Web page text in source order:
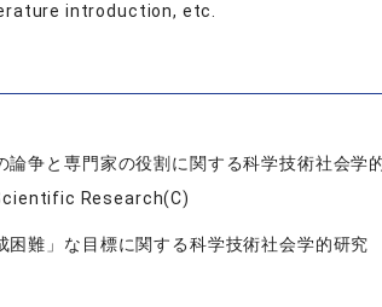
introduction, etc.
論争と専門家の役割に関する科学技術社会学
Research(C)
難」な目標に関する科学技術社会学的研究